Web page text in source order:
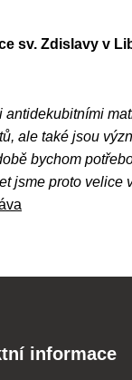
sv. Zdislavy v
ale také jsou
bychom
jsme proto
informace